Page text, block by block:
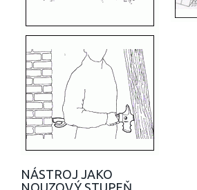
NÁSTROJ JAKO
NOUZOVÝ STUPEŇ